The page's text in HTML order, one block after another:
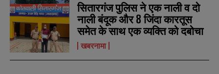
सितारगंज पुलिस ने एक नाली व दो
नाली बंदूक और 8 जिंदा कारतूस
समेत के साथ एक व्यक्ति को दबोचा
खबरनामा